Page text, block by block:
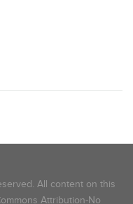
All content on this
Attribution-No